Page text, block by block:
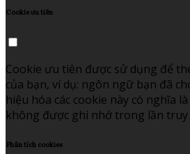
Cookie ưu tiên
Cookie ưu tiên được sử dụng để
của bạn, ví dụ: ngôn ngữ bạn đã
hiệu hóa các cookie này có nghĩa
không được ghi nhớ trong lần truy
Phân tích cookies